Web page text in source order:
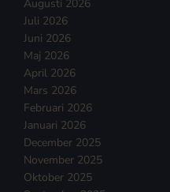
Augusti 2026
Juli 2026
Juni 2026
Maj 2026
April 2026
Mars 2026
Februari 2026
Januari 2026
December 2025
November 2025
Oktober 2025